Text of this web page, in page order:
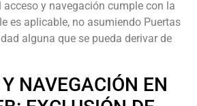
acceso y navegación cumple con la
es aplicable, no asumiendo Puertas
alguna que se pueda derivar de
NAVEGACIÓN EN